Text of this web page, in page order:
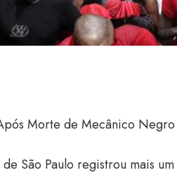
Morte de Mecânico
São Paulo registrou mais